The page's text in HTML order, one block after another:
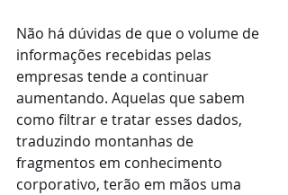
Não há dúvidas de que o volume de
informações recebidas pelas
empresas tende a continuar
aumentando. Aquelas que sabem
como filtrar e tratar esses dados,
traduzindo montanhas de
fragmentos em conhecimento
corporativo, terão em mãos uma